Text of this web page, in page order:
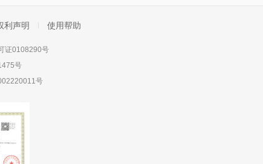
利声明 使用帮助
证0108290号
号
号